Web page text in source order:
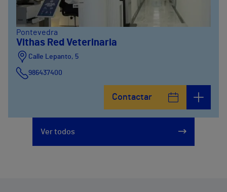
Pontevedra
Vithas Red Veterinaria
Calle Lepanto, 5
986437400
Contactar
Ver todos